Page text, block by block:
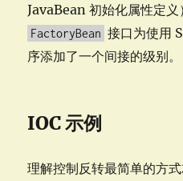
JavaBean 初始化属性定义
FactoryBean 接口为使用
序添加了一个间接的级别。
IOC 示例
理解控制反转最简单的方